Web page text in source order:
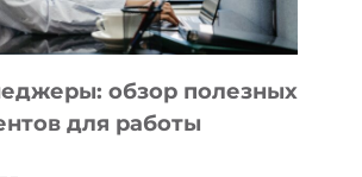
ПОРУЧИТЬ
УЖЕ
СЕГОДНЯобзор полезных
для работы